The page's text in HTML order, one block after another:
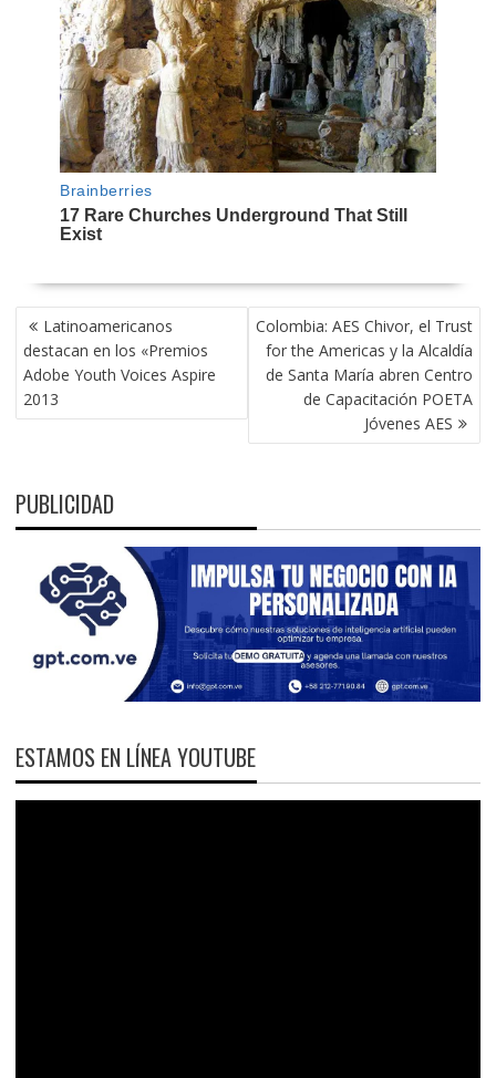
NAVEGACIÓN
DE
ENTRADAS
Latinoamericanos
destacan en los «Premios
Adobe Youth Voices Aspire
2013
Colombia: AES Chivor, el Trust
for the Americas y la Alcaldía
de Santa María abren Centro
de Capacitación POETA
Jóvenes AES
PUBLICIDAD
ESTAMOS EN LÍNEA YOUTUBE